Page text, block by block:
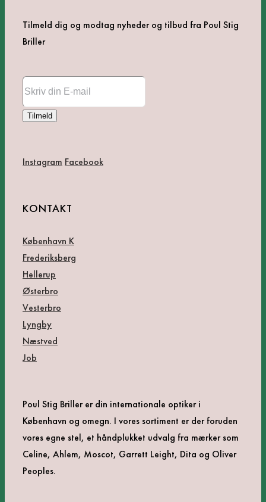
Tilmeld dig og modtag nyheder og tilbud fra Poul Stig
Briller
Instagram Facebook
KONTAKT
København K
Frederiksberg
Hellerup
Østerbro
Vesterbro
Lyngby
Næstved
Job
Poul Stig Briller er din internationale optiker i
København og omegn. I vores sortiment er der foruden
vores egne stel, et håndplukket udvalg fra mærker som
Celine, Ahlem, Moscot, Garrett Leight, Dita og Oliver
Peoples.